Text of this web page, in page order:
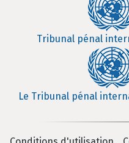
Tribunal pénal
Le Tribunal pénal